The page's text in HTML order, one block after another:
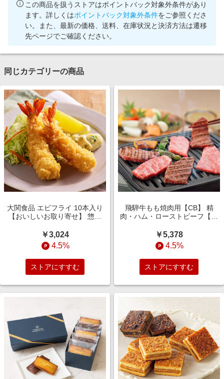
この商品を扱うストアはポイントバック対象外条件があり
ます。詳しくはポイントバック対象外条件をご参照くださ
い。また、最新の価格、送料、在庫状況と決済方法は遷移
先ページでご確認ください。
同じカテゴリーの商品
大関食品 エビフライ 10本入り
【おいしいお取り寄せ】 惣菜
ト】
￥3,024
4.5%
ストアにすすむ
飛騨牛もも焼肉用【CB】 精
肉・ハム・ローストビーフ【季
￥5,378
4.5%
ストアにすすむ